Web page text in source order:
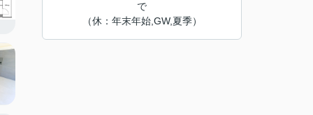
で
（休：年末年始,GW,夏季）